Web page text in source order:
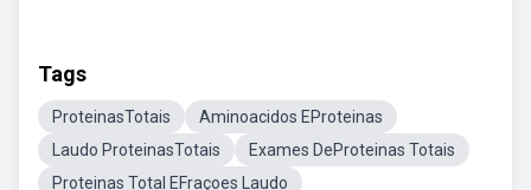
Tags
ProteinasTotais
Aminoacidos EProteinas
Laudo ProteinasTotais
Exames DeProteinas Totais
Proteinas Total EFraçoes Laudo